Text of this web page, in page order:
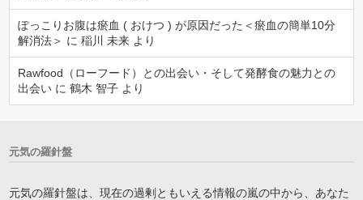
ぽっこりお腹は瘀血 ( おけつ ) が原因だった＜瘀血の簡単10分
解消法＞ に稲川 未来 より
Rawfood（ローフード）との出会い・そして発酵食の魅力との
出会い に鶴木 智子 より
元気の羅針盤
元気の羅針盤は、現在の過剰ともいえる情報の嵐の中から、あなた